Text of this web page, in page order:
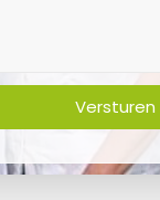
Versturen